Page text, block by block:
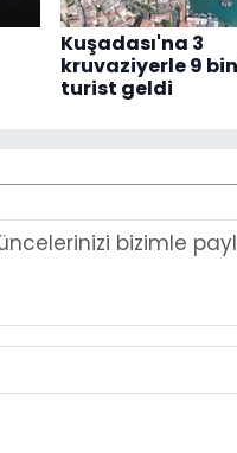
Kuşadası'na 3
kruvaziyerle 9 bin
turist geldi